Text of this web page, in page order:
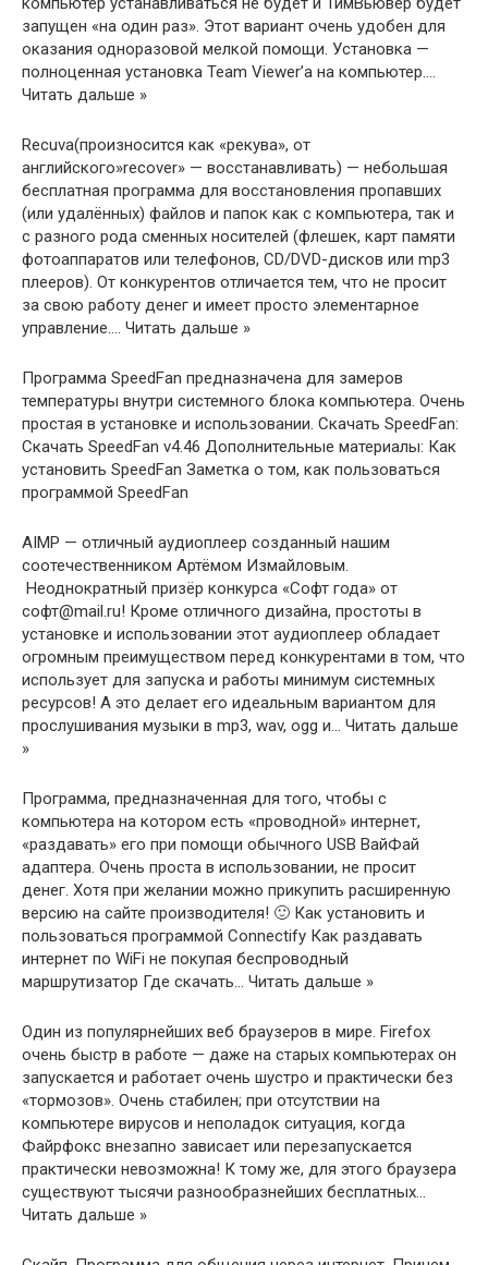
запущен «на один раз». Этот вариант очень удобен для
оказания одноразовой мелкой помощи. Установка —
полноценная установка Team Viewer’a на компьютер.…
Читать дальше »
Recuva(произносится как «рекува», от
английского»recover» — восстанавливать) — небольшая
бесплатная программа для восстановления пропавших
(или удалённых) файлов и папок как с компьютера, так и
с разного рода сменных носителей (флешек, карт памяти
фотоаппаратов или телефонов, CD/DVD-дисков или mp3
плееров). От конкурентов отличается тем, что не просит
за свою работу денег и имеет просто элементарное
управление.… Читать дальше »
Программа SpeedFan предназначена для замеров
температуры внутри системного блока компьютера. Очень
простая в установке и использовании. Скачать SpeedFan:
Скачать SpeedFan v4.46 Дополнительные материалы: Как
установить SpeedFan Заметка о том, как пользоваться
программой SpeedFan
AIMP — отличный аудиоплеер созданный нашим
соотечественником Артёмом Измайловым.
Неоднократный призёр конкурса «Софт года» от
софт@mail.ru! Кроме отличного дизайна, простоты в
установке и использовании этот аудиоплеер обладает
огромным преимуществом перед конкурентами в том, что
использует для запуска и работы минимум системных
ресурсов! А это делает его идеальным вариантом для
прослушивания музыки в mp3, wav, ogg и… Читать дальше
»
Программа, предназначенная для того, чтобы с
компьютера на котором есть «проводной» интернет,
«раздавать» его при помощи обычного USB ВайФай
адаптера. Очень проста в использовании, не просит
денег. Хотя при желании можно прикупить расширенную
версию на сайте производителя! 🙂 Как установить и
пользоваться программой Connectify Как раздавать
интернет по WiFi не покупая беспроводный
маршрутизатор Где скачать… Читать дальше »
Один из популярнейших веб браузеров в мире. Firefox
очень быстр в работе — даже на старых компьютерах он
запускается и работает очень шустро и практически без
«тормозов». Очень стабилен; при отсутствии на
компьютере вирусов и неполадок ситуация, когда
Файрфокс внезапно зависает или перезапускается
практически невозможна! К тому же, для этого браузера
существуют тысячи разнообразнейших бесплатных…
Читать дальше »